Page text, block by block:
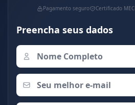
Pagamento seguro Certificado MEC
Preencha seus dados